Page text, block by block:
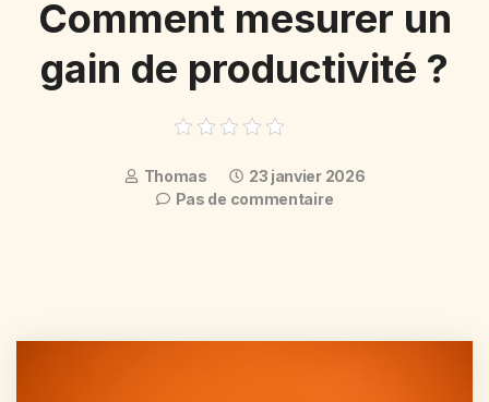
Comment mesurer un
gain de productivité ?
Thomas
23 janvier 2026
Pas de commentaire